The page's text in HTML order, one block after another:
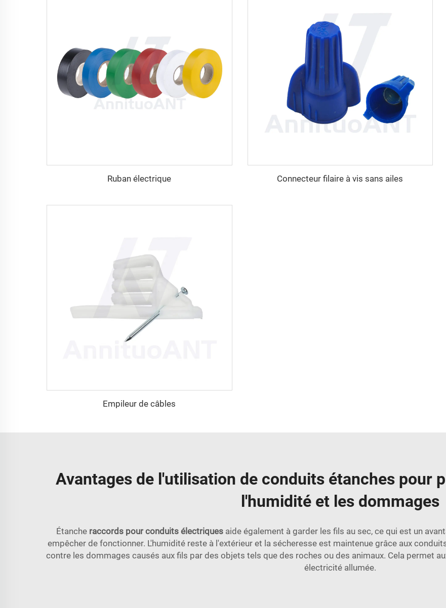
Ruban électrique Connecteur filaire à vis sans ailes
Empileur de câbles
Avantages de l'utilisation de conduits étanches pour
l'humidité et les dommages
Étanche raccords pour conduits électriques aide également à garder les fils au sec, ce qui est un
empêcher de fonctionner. L'humidité reste à l'extérieur et la sécheresse est maintenue grâce aux
contre les dommages causés aux fils par des objets tels que des roches ou des animaux. Cela permet
électricité allumée.